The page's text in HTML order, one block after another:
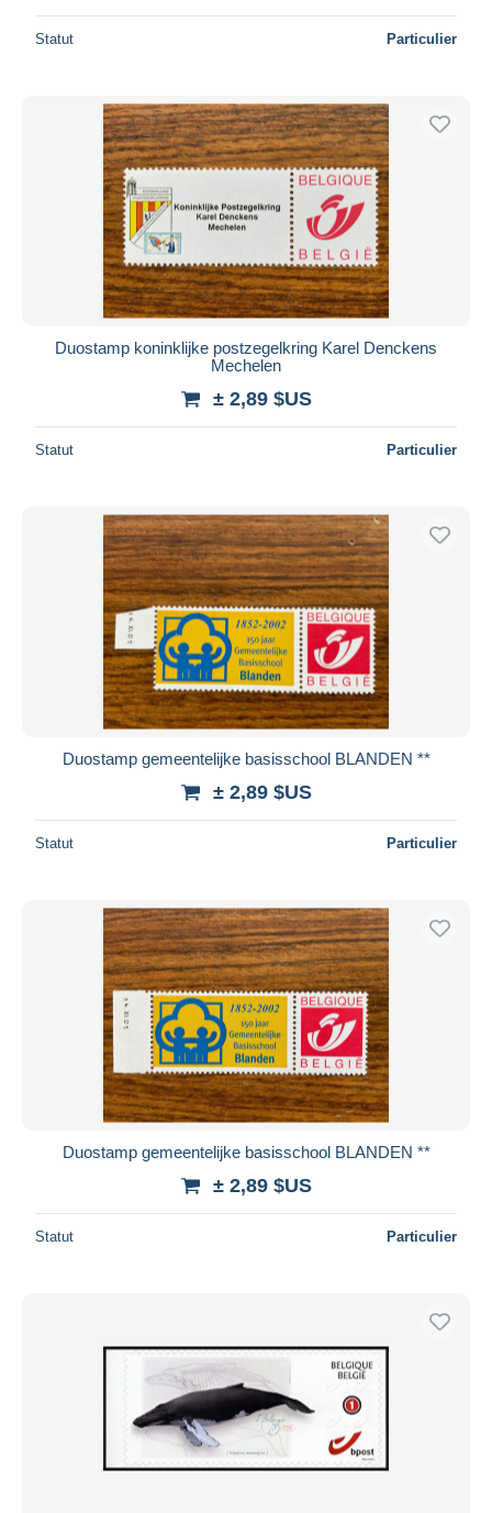
Statut Particulier
Duostamp koninklijke postzegelkring Karel Denckens
Mechelen
± 2,89 $US
Statut Particulier
Duostamp gemeentelijke basisschool BLANDEN **
± 2,89 $US
Statut Particulier
Duostamp gemeentelijke basisschool BLANDEN **
± 2,89 $US
Statut Particulier